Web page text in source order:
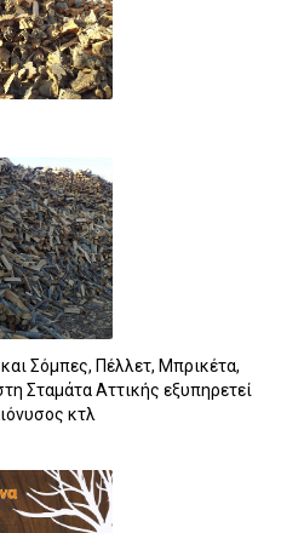
Σόμπες, Πέλλετ, Μπρικέτα,
Σταμάτα Αττικής εξυπηρετεί
κτλ